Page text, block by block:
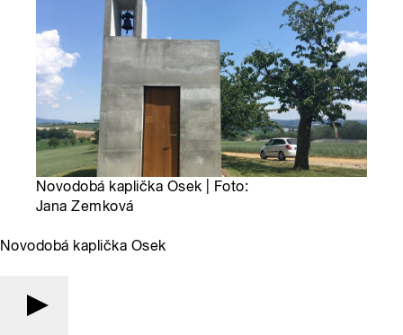
Novodobá kaplička Osek | Foto:
Jana Zemková
Novodobá kaplička Osek